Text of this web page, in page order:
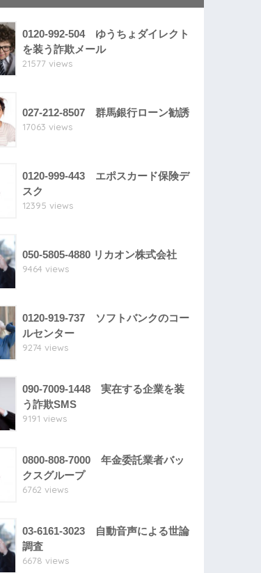
0120-992-504 ゆうちょダイレクト
を装う詐欺メール
21577 views
027-212-8507 群馬銀行ローン勧誘
17063 views
0120-999-443 エポスカード保険デ
スク
12395 views
050-5805-4880 リカオン株式会社
9464 views
0120-919-737 ソフトバンクのコー
ルセンター
9274 views
090-7009-1448 実在する企業を装
う詐欺SMS
9191 views
0800-808-7000 年金委託業者バッ
クスグループ
6762 views
03-6161-3023 自動音声による世論
調査
6678 views